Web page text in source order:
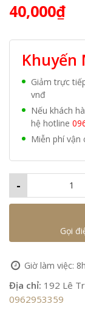
40,000₫
Khuyến
Giảm trực
vnđ
Nếu khách
hệ hotline
Miễn phí vận
-
Gọi
Giờ làm việc:
Địa chỉ: 192 Lê
0962953359